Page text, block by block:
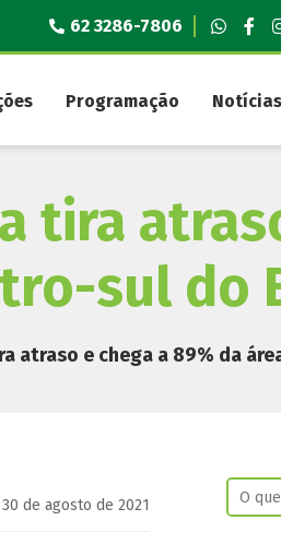
62 3286-7806
Programação Notícias
tira
sul do
atraso e chega a 89% da
30 de agosto de 2021